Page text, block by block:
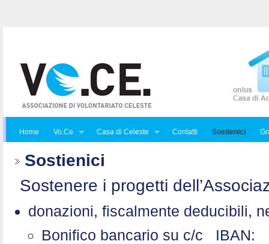
Home Vo.Ce Casa di Celeste Contatti Sostienici
Sostienici
Sostenere i progetti
donazioni, fiscalmente deducibili,
Bonifico bancario su c/c IBAN: